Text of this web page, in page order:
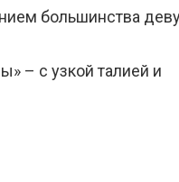
большинства
– с узкой талией и